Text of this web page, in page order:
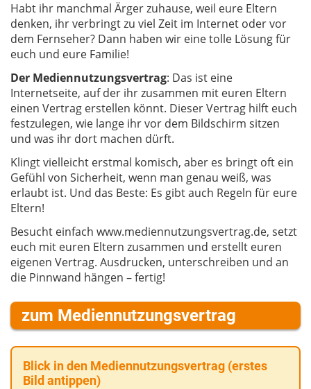
Habt ihr manchmal Ärger zuhause, weil eure Eltern
denken, ihr verbringt zu viel Zeit im Internet oder vor
dem Fernseher? Dann haben wir eine tolle Lösung für
euch und eure Familie!
Der Mediennutzungsvertrag: Das ist eine
Internetseite, auf der ihr zusammen mit euren Eltern
einen Vertrag erstellen könnt. Dieser Vertrag hilft euch
festzulegen, wie lange ihr vor dem Bildschirm sitzen
und was ihr dort machen dürft.
Klingt vielleicht erstmal komisch, aber es bringt oft ein
Gefühl von Sicherheit, wenn man genau weiß, was
erlaubt ist. Und das Beste: Es gibt auch Regeln für eure
Eltern!
Besucht einfach www.mediennutzungsvertrag.de, setzt
euch mit euren Eltern zusammen und erstellt euren
eigenen Vertrag. Ausdrucken, unterschreiben und an
die Pinnwand hängen – fertig!
zum Mediennutzungsvertrag
Blick in den Mediennutzungsvertrag (erstes
Bild antippen)